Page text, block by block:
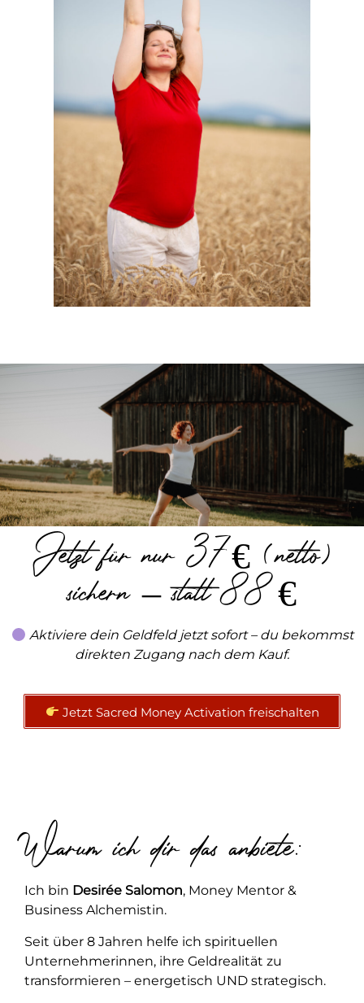
Jetzt für nur 37 € (netto)
sichern – statt 88 €
Aktiviere dein Geldfeld jetzt sofort – du bekommst
direkten Zugang nach dem Kauf.
Jetzt Sacred Money Activation freischalten
Warum ich dir das anbiete:
Ich bin Desirée Salomon, Money Mentor &
Business Alchemistin.
Seit über 8 Jahren helfe ich spirituellen
Unternehmerinnen, ihre Geldrealität zu
transformieren – energetisch UND strategisch.